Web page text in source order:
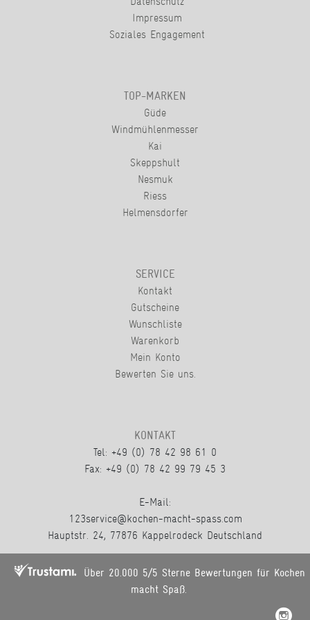
Impressum
Soziales Engagement
TOP-MARKEN
Güde
Windmühlenmesser
Kai
Skeppshult
Nesmuk
Riess
Helmensdorfer
SERVICE
Kontakt
Gutscheine
Wunschliste
Warenkorb
Mein Konto
Bewerten Sie uns.
KONTAKT
Tel: +49 (0) 78 42 98 61 0
Fax: +49 (0) 78 42 99 79 45 3
E-Mail:
123service@kochen-macht-spass.com
Hauptstr. 24, 77876 Kappelrodeck Deutschland
Über 20.000 5/5 Sterne Bewertungen für Kochen
macht Spaß.